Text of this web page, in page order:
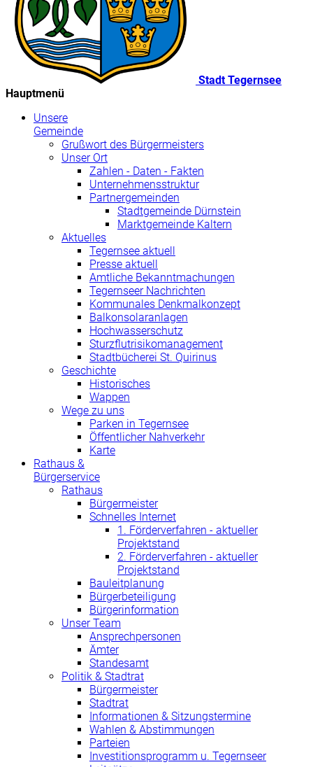
Stadt Tegernsee
Hauptmenü
Unsere
Gemeinde
Grußwort des Bürgermeisters
Unser Ort
Zahlen - Daten - Fakten
Unternehmensstruktur
Partnergemeinden
Stadtgemeinde Dürnstein
Marktgemeinde Kaltern
Aktuelles
Tegernsee aktuell
Presse aktuell
Amtliche Bekanntmachungen
Tegernseer Nachrichten
Kommunales Denkmalkonzept
Balkonsolaranlagen
Hochwasserschutz
Sturzflutrisikomanagement
Stadtbücherei St. Quirinus
Geschichte
Historisches
Wappen
Wege zu uns
Parken in Tegernsee
Öffentlicher Nahverkehr
Karte
Rathaus &
Bürgerservice
Rathaus
Bürgermeister
Schnelles Internet
1. Förderverfahren - aktueller
Projektstand
2. Förderverfahren - aktueller
Projektstand
Bauleitplanung
Bürgerbeteiligung
Bürgerinformation
Unser Team
Ansprechpersonen
Ämter
Standesamt
Politik & Stadtrat
Bürgermeister
Stadtrat
Informationen & Sitzungstermine
Wahlen & Abstimmungen
Parteien
Investitionsprogramm u. Tegernseer